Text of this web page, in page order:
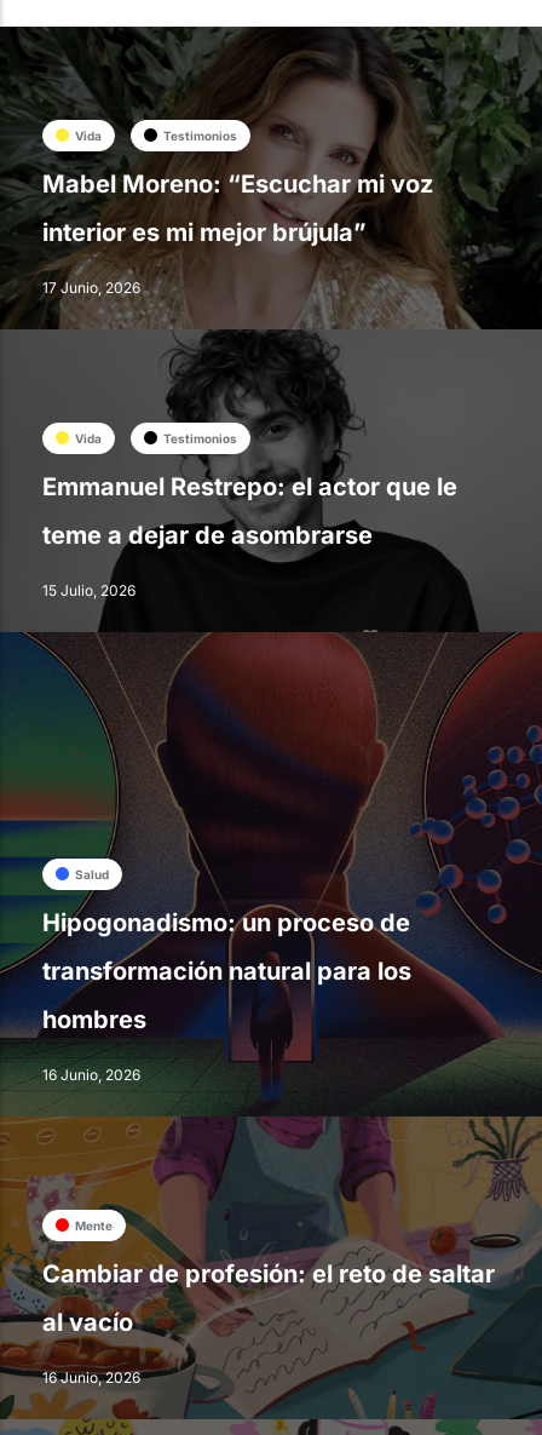
Vida Testimonios
Mabel Moreno: “Escuchar mi voz
interior es mi mejor brújula”
17 Junio, 2026
Vida Testimonios
Emmanuel Restrepo: el actor que le
teme a dejar de asombrarse
15 Julio, 2026
Salud
Hipogonadismo: un proceso de
transformación natural para los
hombres
16 Junio, 2026
Mente
Cambiar de profesión: el reto de saltar
al vacío
16 Junio, 2026